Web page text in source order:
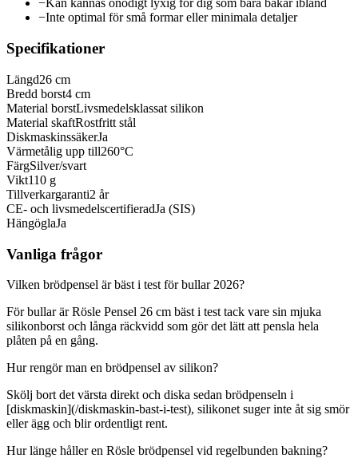
−Kan kännas onödigt lyxig för dig som bara bakar ibland
−Inte optimal för små formar eller minimala detaljer
Specifikationer
Längd26 cm
Bredd borst4 cm
Material borstLivsmedelsklassat silikon
Material skaftRostfritt stål
DiskmaskinssäkerJa
Värmetålig upp till260°C
FärgSilver/svart
Vikt110 g
Tillverkargaranti2 år
CE- och livsmedelscertifieradJa (SIS)
HängöglaJa
Vanliga frågor
Vilken brödpensel är bäst i test för bullar 2026?
För bullar är Rösle Pensel 26 cm bäst i test tack vare sin mjuka
silikonborst och långa räckvidd som gör det lätt att pensla hela
plåten på en gång.
Hur rengör man en brödpensel av silikon?
Skölj bort det värsta direkt och diska sedan brödpenseln i
[diskmaskin](/diskmaskin-bast-i-test), silikonet suger inte åt sig smör
eller ägg och blir ordentligt rent.
Hur länge håller en Rösle brödpensel vid regelbunden bakning?